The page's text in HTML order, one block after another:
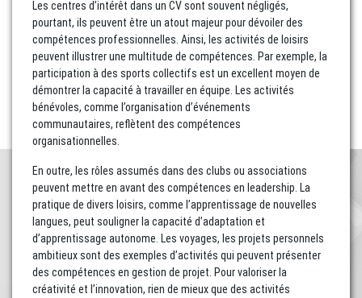
Les centres d’intérêt dans un CV sont souvent négligés,
pourtant, ils peuvent être un atout majeur pour dévoiler des
compétences professionnelles. Ainsi, les activités de loisirs
peuvent illustrer une multitude de compétences. Par exemple, la
participation à des sports collectifs est un excellent moyen de
démontrer la capacité à travailler en équipe. Les activités
bénévoles, comme l’organisation d’événements
communautaires, reflètent des compétences
organisationnelles.
En outre, les rôles assumés dans des clubs ou associations
peuvent mettre en avant des compétences en leadership. La
pratique de divers loisirs, comme l’apprentissage de nouvelles
langues, peut souligner la capacité d’adaptation et
d’apprentissage autonome. Les voyages, les projets personnels
ambitieux sont des exemples d’activités qui peuvent présenter
des compétences en gestion de projet. Pour valoriser la
créativité et l’innovation, rien de mieux que des activités